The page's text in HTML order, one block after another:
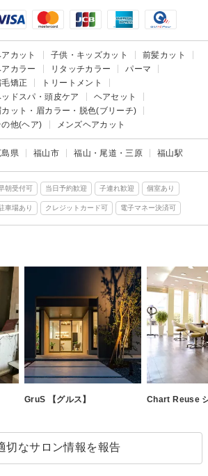
カット 子供・キッズカット
前髪カット
カラー
リタッチカラー
パーマ
矯正
トリートメント
ッドスパ・頭皮ケア
ヘアセット
カット・眉カラー・脱色(ブリーチ)
の他(ヘア)
メンズヘアカット
島県 福山市 福山・尾道・三原 福山駅
朝受付可 当日予約歓迎 子連れ歓迎 個室あり
車場あり クレジットカード可 電子マネー決済可
GruS 【グルス】 Chart Reuse
切なサロン情報を報告